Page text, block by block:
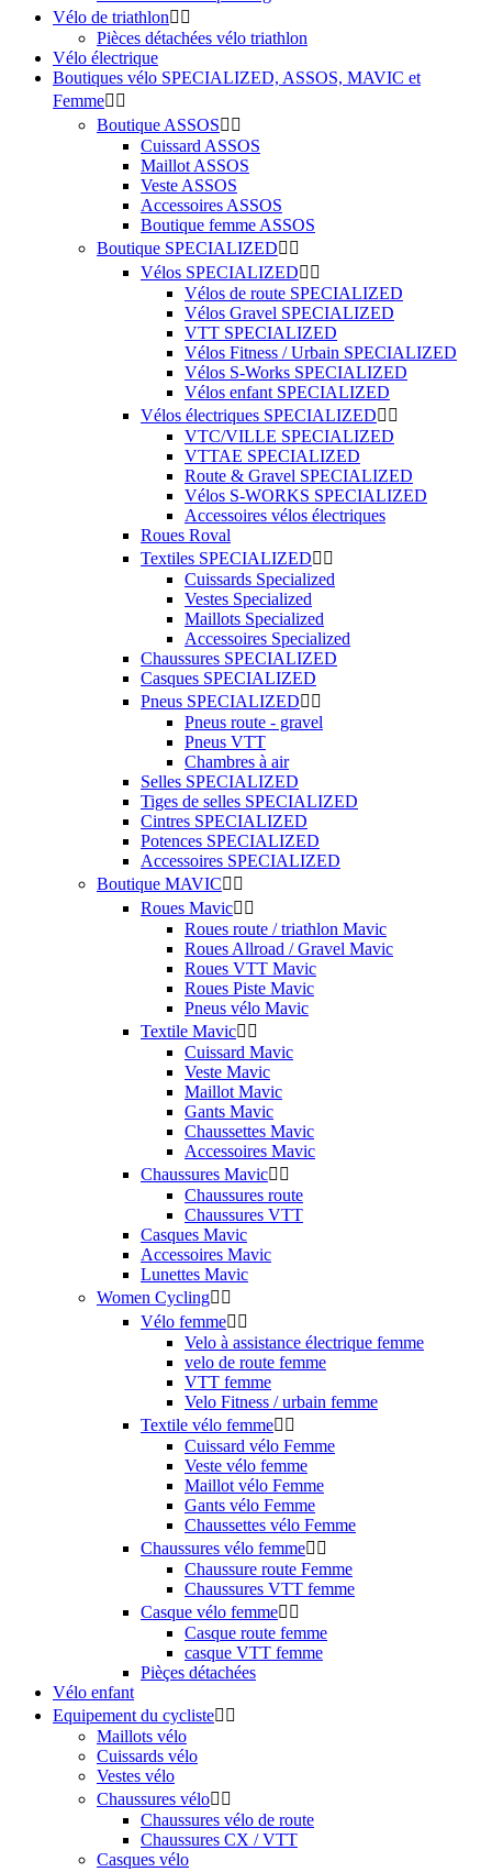
Vélo de triathlon 
Pièces détachées vélo triathlon
Vélo électrique
Boutiques vélo SPECIALIZED, ASSOS, MAVIC et
Femme 
Boutique ASSOS 
Cuissard ASSOS
Maillot ASSOS
Veste ASSOS
Accessoires ASSOS
Boutique femme ASSOS
Boutique SPECIALIZED 
Vélos SPECIALIZED 
Vélos de route SPECIALIZED
Vélos Gravel SPECIALIZED
VTT SPECIALIZED
Vélos Fitness / Urbain SPECIALIZED
Vélos S-Works SPECIALIZED
Vélos enfant SPECIALIZED
Vélos électriques SPECIALIZED 
VTC/VILLE SPECIALIZED
VTTAE SPECIALIZED
Route & Gravel SPECIALIZED
Vélos S-WORKS SPECIALIZED
Accessoires vélos électriques
Roues Roval
Textiles SPECIALIZED 
Cuissards Specialized
Vestes Specialized
Maillots Specialized
Accessoires Specialized
Chaussures SPECIALIZED
Casques SPECIALIZED
Pneus SPECIALIZED 
Pneus route - gravel
Pneus VTT
Chambres à air
Selles SPECIALIZED
Tiges de selles SPECIALIZED
Cintres SPECIALIZED
Potences SPECIALIZED
Accessoires SPECIALIZED
Boutique MAVIC 
Roues Mavic 
Roues route / triathlon Mavic
Roues Allroad / Gravel Mavic
Roues VTT Mavic
Roues Piste Mavic
Pneus vélo Mavic
Textile Mavic 
Cuissard Mavic
Veste Mavic
Maillot Mavic
Gants Mavic
Chaussettes Mavic
Accessoires Mavic
Chaussures Mavic 
Chaussures route
Chaussures VTT
Casques Mavic
Accessoires Mavic
Lunettes Mavic
Women Cycling 
Vélo femme 
Velo à assistance électrique femme
velo de route femme
VTT femme
Velo Fitness / urbain femme
Textile vélo femme 
Cuissard vélo Femme
Veste vélo femme
Maillot vélo Femme
Gants vélo Femme
Chaussettes vélo Femme
Chaussures vélo femme 
Chaussure route Femme
Chaussures VTT femme
Casque vélo femme 
Casque route femme
casque VTT femme
Pièçes détachées
Vélo enfant
Equipement du cycliste 
Maillots vélo
Cuissards vélo
Vestes vélo
Chaussures vélo 
Chaussures vélo de route
Chaussures CX / VTT
Casques vélo